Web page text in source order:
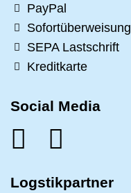
PayPal
Sofortüberweisung
SEPA Lastschrift
Kreditkarte
Social Media
Logstikpartner